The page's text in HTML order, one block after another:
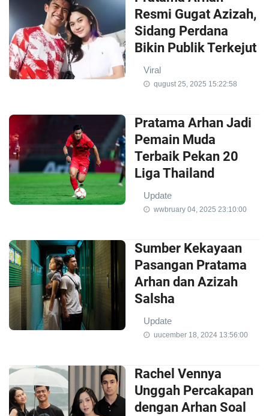
Resmi Gugat Azizah,
Sidang Perdana
Bikin Publik Terkejut
Viral
qugust 25, 2025 15:22:58
Pratama Arhan Jadi
Pemain Muda
Terbaik Pekan 20
Liga Thailand
Update
wwbruary 04, 2025 23:10:00
Sumber Kekayaan
Pasangan Pratama
Arhan dan Azizah
Salsha
Update
uucember 18, 2024 13:56:00
Rachel Vennya
Unggah Percakapan
dengan Arhan Soal